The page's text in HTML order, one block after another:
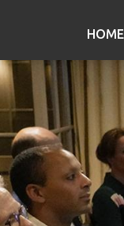
HOME